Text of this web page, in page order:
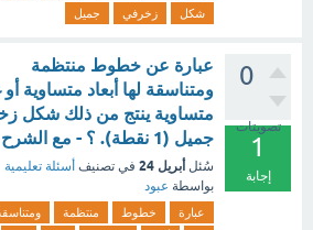
شكل
زخرفي جميل
0
تصويتات
1
إجابة
عبارة عن خطوط منتظمة
ومتناسقة لها أبعاد متساوية أو
متساوية ينتج من ذلك شكل
جميل (1 نقطة). ؟ - مع الشرح
سُئل أبريل 24 في تصنيف أسئلة تعليمية
بواسطة عبود
عبارة خطوط منتظمة